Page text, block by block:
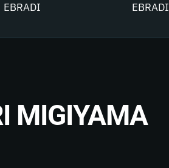
EBRADI
EBRADI
MIGIYAMA